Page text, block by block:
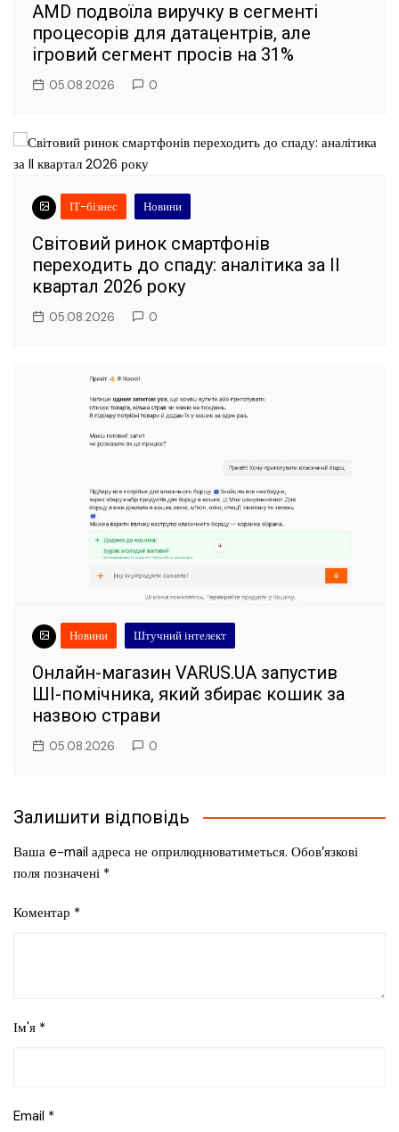
AMD подвоїла виручку в сегменті
процесорів для датацентрів, але
ігровий сегмент просів на 31%
05.08.2026 0
ІТ-бізнес Новини
Світовий ринок смартфонів
переходить до спаду: аналітика за II
квартал 2026 року
05.08.2026 0
Новини Штучний інтелект
Онлайн-магазин VARUS.UA запустив
ШІ-помічника, який збирає кошик за
назвою страви
05.08.2026 0
Залишити відповідь
Ваша e-mail адреса не оприлюднюватиметься. Обов’язкові
поля позначені *
Коментар *
Ім'я *
Email *